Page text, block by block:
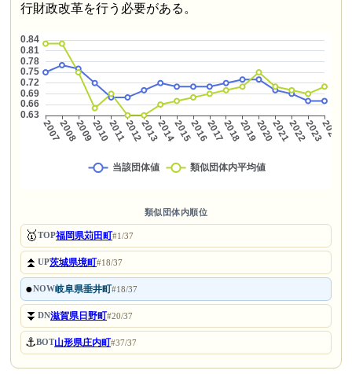
行財政改革を行う必要がある。
類似団体内順位
🥇TOP福岡県苅田町#1/37
⏫UP茨城県境町#18/37
●NOW岐阜県垂井町#18/37
⏬DN滋賀県日野町#20/37
⚓BOT山形県庄内町#37/37